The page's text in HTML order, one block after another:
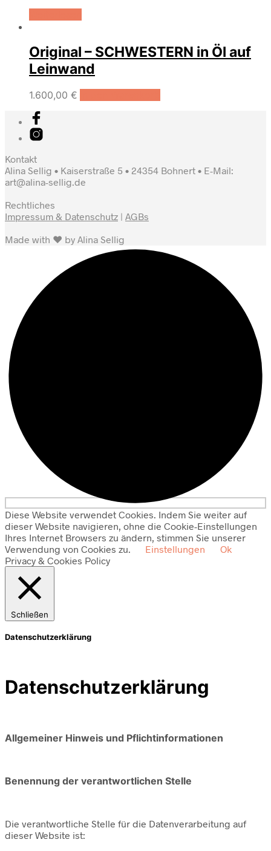
Original – SCHWESTERN in Öl auf
Leinwand
1.600,00 €
Kontakt
Alina Sellig • Kaiserstraße 5 • 24354 Bohnert • E-Mail:
art@alina-sellig.de
Rechtliches
Impressum & Datenschutz | AGBs
Made with ♥ by Alina Sellig
Diese Website verwendet Cookies. Indem Sie weiter auf
dieser Website navigieren, ohne die Cookie-Einstellungen
Ihres Internet Browsers zu ändern, stimmen Sie unserer
Verwendung von Cookies zu.
Einstellungen
Ok
Privacy & Cookies Policy
Schließen
Datenschutzerklärung
Datenschutzerklärung
Allgemeiner Hinweis und Pflichtinformationen
Benennung der verantwortlichen Stelle
Die verantwortliche Stelle für die Datenverarbeitung auf
dieser Website ist: